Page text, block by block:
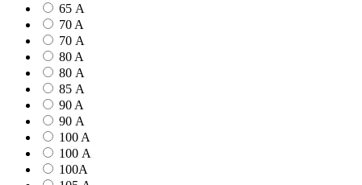
65 А
70 A
70 А
80 A
80 А
85 А
90 A
90 А
100 A
100 А
100А